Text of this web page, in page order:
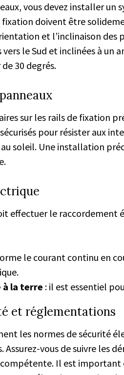
vous devez installer un
fixation doivent être
et l’inclinaison des
le Sud et inclinées à un
30 degrés.
sur les rails de fixation
pour résister aux
soleil. Une installation
effectuer le raccordement
le courant continu en
à la terre : il est essentiel
et réglementations
les normes de sécurité
vous de suivre les
Il est important